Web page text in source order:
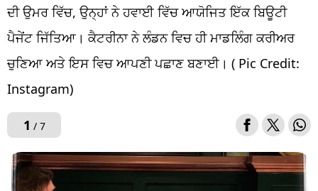
ਦੀ ਉਮਰ ਵਿੱਚ, ਉਨ੍ਹਾਂ ਨੇ ਹਵਾਈ ਵਿੱਚ ਆਯੋਜਿਤ ਇੱਕ ਬਿਊਟੀ
ਪੈਜੇਂਟ ਜਿੱਤਿਆ। ਕੈਟਰੀਨਾ ਨੇ ਲੰਡਨ ਵਿਚ ਹੀ ਮਾਡਲਿੰਗ ਕਰੀਅਰ
ਚੁਣਿਆ ਅਤੇ ਇਸ ਵਿਚ ਆਪਣੀ ਪਛਾਣ ਬਣਾਈ। ( Pic Credit:
Instagram)
1 / 7